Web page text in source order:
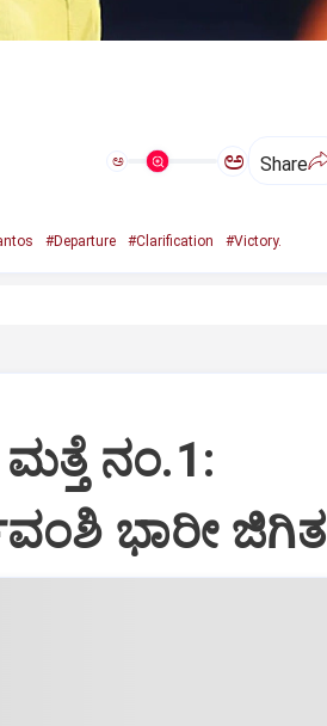
ಅ ಅ Share
#Departure #Clarification #Victory.
ನಂ.1:
ಭಾರೀ ಜಿಗಿತ